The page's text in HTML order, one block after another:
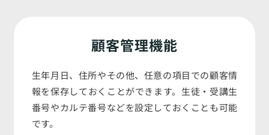
顧客管理機能
生年月日、住所やその他、任意の項目での顧客情
報を保存しておくことができます。生徒・受講生
番号やカルテ番号などを設定しておくことも可能
です。